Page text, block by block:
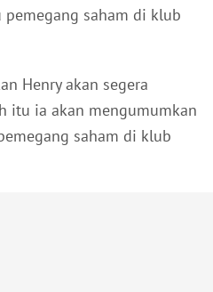
saham di klub
Henry akan segera
itu ia akan mengumumkan
saham di klub